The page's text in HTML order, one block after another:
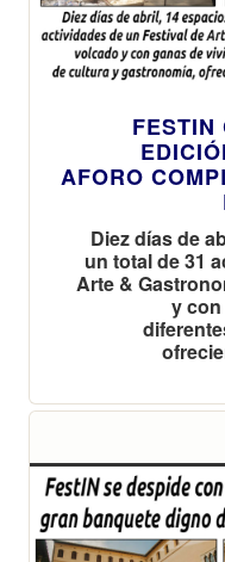
FESTIN
AFORO
Diez días de
un total de 31
Arte &
y